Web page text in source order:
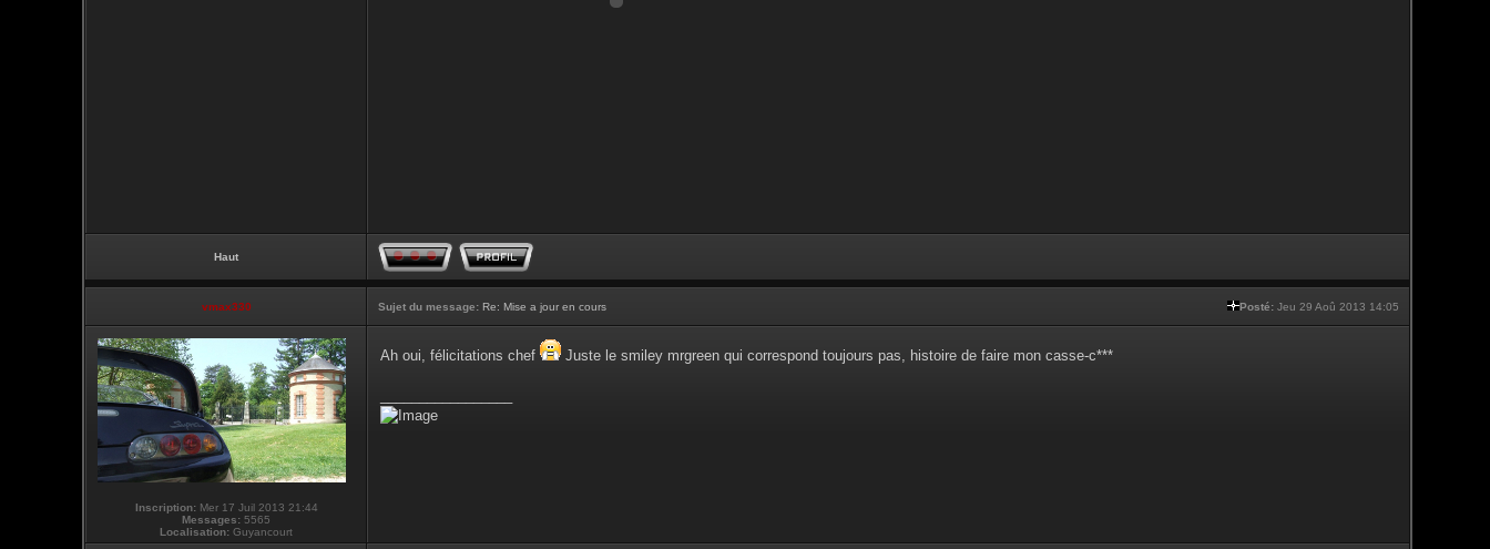
Haut
vmax330 Sujet du message: Re: Mise a jour en cours Posté: Jeu 29 Aoû 2013 14:05
Inscription:Mer 17 Juil 2013 21:44
Messages: 5565
Localisation: Guyancourt
Ah oui, félicitations chef Juste le smiley mrgreen qui correspond toujours pas, histoire de faire mon casse-c***